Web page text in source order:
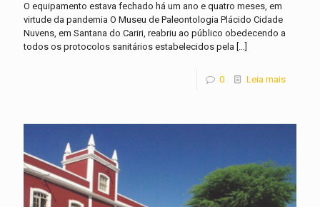
O equipamento estava fechado há um ano e quatro meses, em
virtude da pandemia O Museu de Paleontologia Plácido Cidade
Nuvens, em Santana do Cariri, reabriu ao público obedecendo a
todos os protocolos sanitários estabelecidos pela […]
0 Leia mais